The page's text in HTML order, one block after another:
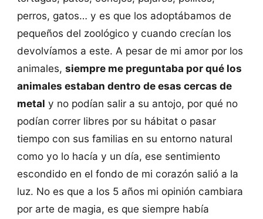
perros, gatos… y es que los adoptábamos de
pequeños del zoológico y cuando crecían los
devolvíamos a este. A pesar de mi amor por los
animales, siempre me preguntaba por qué los
animales estaban dentro de esas cercas de
metal y no podían salir a su antojo, por qué no
podían correr libres por su hábitat o pasar
tiempo con sus familias en su entorno natural
como yo lo hacía y un día, ese sentimiento
escondido en el fondo de mi corazón salió a la
luz. No es que a los 5 años mi opinión cambiara
por arte de magia, es que siempre había